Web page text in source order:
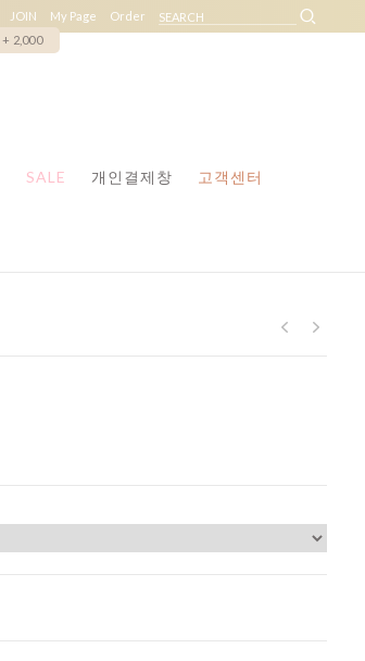
JOIN
+ 2,000
My Page Order
SALE 개인결제창 고객센터